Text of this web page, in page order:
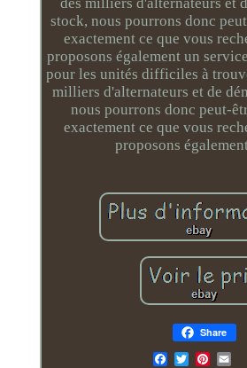
stock, nous pourrons donc
exactement ce que vous
proposons également un
pour les unités difficiles à
milliers d'alternateurs et de
nous pourrons donc peut-
exactement ce que vous
proposons
Share